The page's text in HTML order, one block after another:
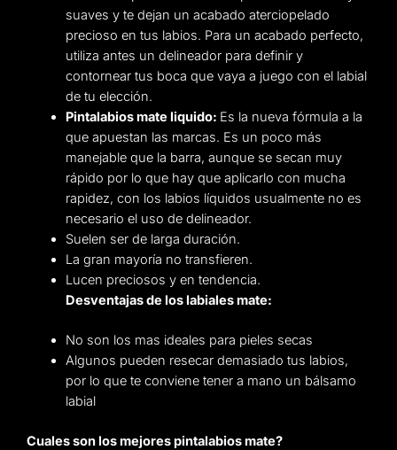
suaves y te dejan un acabado aterciopelado
precioso en tus labios. Para un acabado perfecto,
utiliza antes un delineador para definir y
contornear tus boca que vaya a juego con el labial
de tu elección.
Pintalabios mate liquido: Es la nueva fórmula a la
que apuestan las marcas. Es un poco más
manejable que la barra, aunque se secan muy
rápido por lo que hay que aplicarlo con mucha
rapidez, con los labios líquidos usualmente no es
necesario el uso de delineador.
Suelen ser de larga duración.
La gran mayoría no transfieren.
Lucen preciosos y en tendencia.
Desventajas de los labiales mate:
No son los mas ideales para pieles secas
Algunos pueden resecar demasiado tus labios,
por lo que te conviene tener a mano un bálsamo
labial
Cuales son los mejores pintalabios mate?